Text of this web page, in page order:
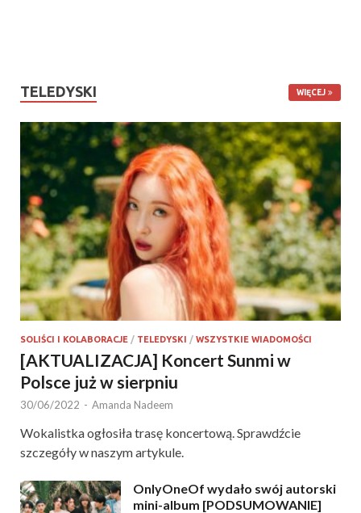
TELEDYSKI WIĘCEJ
SOLIŚCI I KOLABORACJE / TELEDYSKI / WSZYSTKIE WIADOMOŚCI
[AKTUALIZACJA] Koncert Sunmi w
Polsce już w sierpniu
30/06/2022 - Amanda Nadeem
Wokalistka ogłosiła trasę koncertową. Sprawdźcie
szczegóły w naszym artykule.
OnlyOneOf wydało swój autorski
mini-album [PODSUMOWANIE]